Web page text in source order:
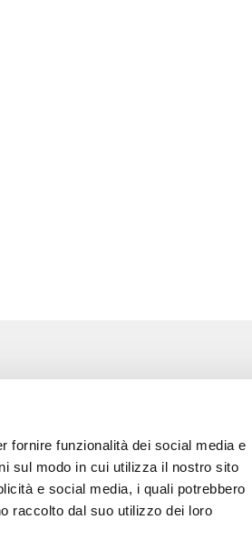
fornire funzionalità dei social media e
sul modo in cui utilizza il nostro sito
e social media, i quali potrebbero
raccolto dal suo utilizzo dei loro
Alba (Cn)
+39 0173 364631
Codice fiscale e P.IVA: